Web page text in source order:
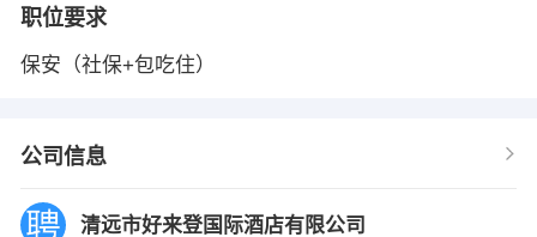
职位要求
保安（社保+包吃住）
公司信息
清远市好来登国际酒店有限公司